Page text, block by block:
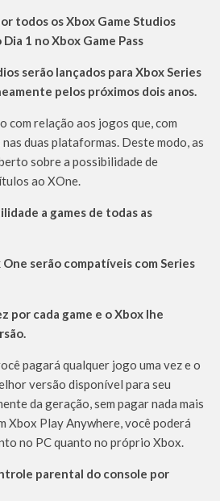
todos os Xbox Game Studios
1 no Xbox Game Pass
serão lançados para Xbox Series
pelos próximos dois anos.
com relação aos jogos que, com
duas plataformas. Deste modo, as
sobre a possibilidade de
ao XOne.
a games de todas as
serão compatíveis com Series
por cada game e o Xbox lhe
pagará qualquer jogo uma vez e o
versão disponível para seu
da geração, sem pagar nada mais
Xbox Play Anywhere, você poderá
no PC quanto no próprio Xbox.
parental do console por